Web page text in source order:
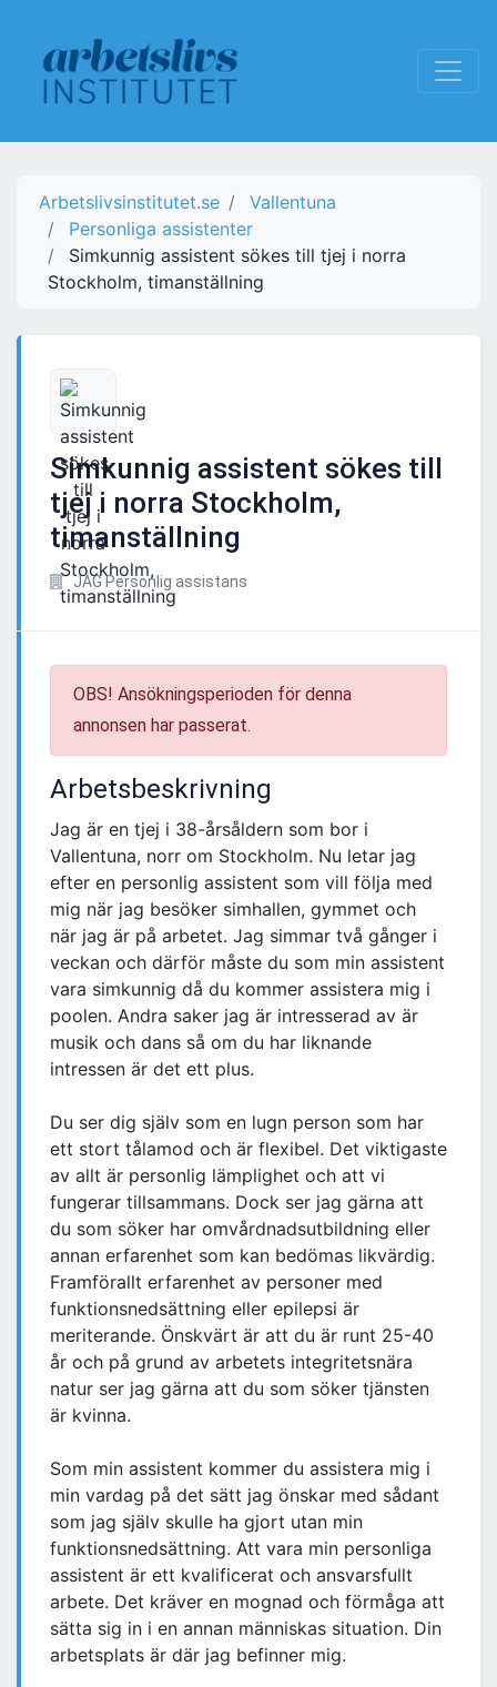
Arbetslivsinstitutet.se
Vallentuna
Personliga assistenter
Simkunnig assistent sökes till tjej i norra
Stockholm, timanställning
Simkunnig assistent sökes till
tjej i norra Stockholm,
timanställning
JAG Personlig assistans
OBS! Ansökningsperioden för denna
annonsen har passerat.
Arbetsbeskrivning
Jag är en tjej i 38-årsåldern som bor i
Vallentuna, norr om Stockholm. Nu letar jag
efter en personlig assistent som vill följa med
mig när jag besöker simhallen, gymmet och
när jag är på arbetet. Jag simmar två gånger i
veckan och därför måste du som min assistent
vara simkunnig då du kommer assistera mig i
poolen. Andra saker jag är intresserad av är
musik och dans så om du har liknande
intressen är det ett plus.
Du ser dig själv som en lugn person som har
ett stort tålamod och är flexibel. Det viktigaste
av allt är personlig lämplighet och att vi
fungerar tillsammans. Dock ser jag gärna att
du som söker har omvårdnadsutbildning eller
annan erfarenhet som kan bedömas likvärdig.
Framförallt erfarenhet av personer med
funktionsnedsättning eller epilepsi är
meriterande. Önskvärt är att du är runt 25-40
år och på grund av arbetets integritetsnära
natur ser jag gärna att du som söker tjänsten
är kvinna.
Som min assistent kommer du assistera mig i
min vardag på det sätt jag önskar med sådant
som jag själv skulle ha gjort utan min
funktionsnedsättning. Att vara min personliga
assistent är ett kvalificerat och ansvarsfullt
arbete. Det kräver en mognad och förmåga att
sätta sig in i en annan människas situation. Din
arbetsplats är där jag befinner mig.